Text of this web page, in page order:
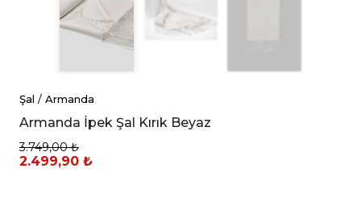
Şal / Armanda
Armanda İpek Şal Kırık Beyaz
3.749,00 ₺
2.499,90 ₺